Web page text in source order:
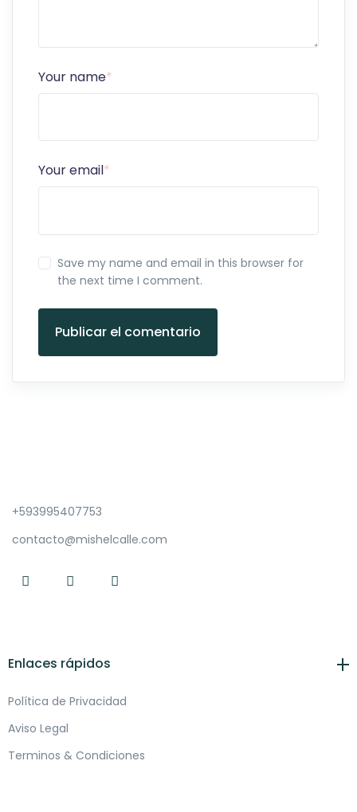
Your name*
Your email*
Save my name and email in this browser for
the next time I comment.
Publicar el comentario
+593995407753
contacto@mishelcalle.com
Enlaces rápidos
Política de Privacidad
Aviso Legal
Terminos & Condiciones